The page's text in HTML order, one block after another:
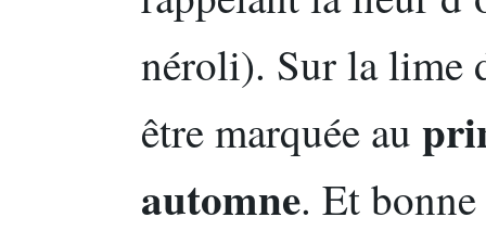
néroli). Sur la lime
être marquée au
automne. Et